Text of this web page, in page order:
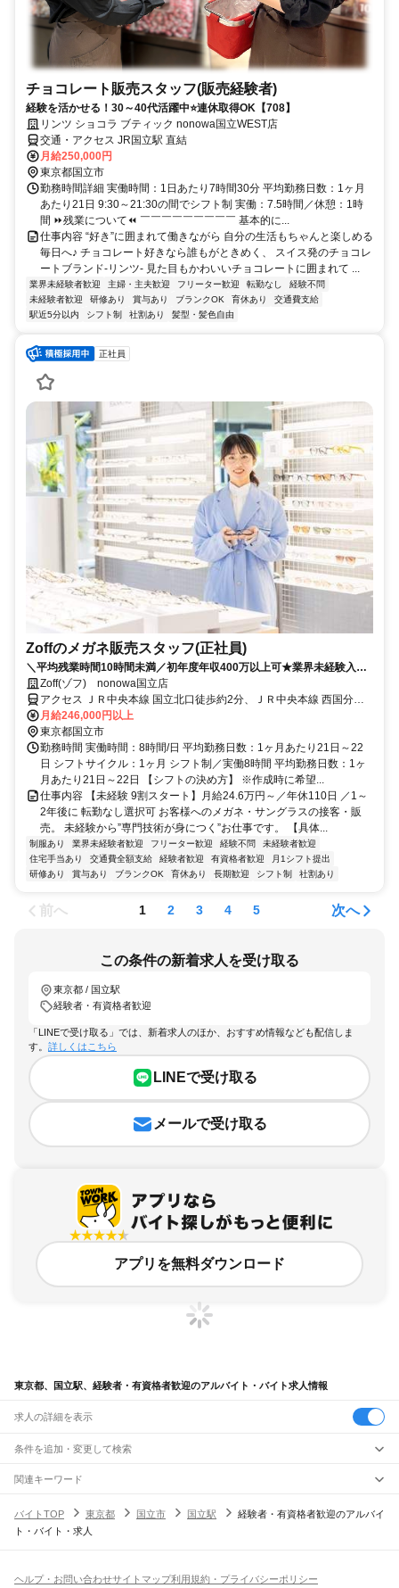
チョコレート販売スタッフ(販売経験者)
経験を活かせる！30～40代活躍中⭐連休取得OK【708】
リンツ ショコラ ブティック nonowa国立WEST店
交通・アクセス JR国立駅 直結
月給250,000円
東京都国立市
勤務時間詳細 実働時間：1日あたり7時間30分 平均勤務日数：1ヶ月
あたり21日 9:30～21:30の間でシフト制 実働：7.5時間／休憩：1時
間 ⏩残業について⏪ ￣￣￣￣￣￣￣￣￣ 基本的に...
仕事内容 “好き”に囲まれて働きながら 自分の生活もちゃんと楽しめる
毎日へ♪ チョコレート好きなら誰もがときめく、 スイス発のチョコレ
ートブランド-リンツ- 見た目もかわいいチョコレートに囲まれて ...
業界未経験者歓迎 主婦・主夫歓迎 フリーター歓迎 転勤なし
経験不問
未経験者歓迎
研修あり 賞与あり ブランクOK 育休あり
交通費支給
駅近5分以内
シフト制 社割あり 髪型・髪色自由
正社員
Zoffのメガネ販売スタッフ(正社員)
＼平均残業時間10時間未満／初年度年収400万以上可★業界未経験入社
90%★充実したOJTあり★面接2回で内定まで1カ月以内★2026年8月・
9月入社歓迎
Zoff(ゾフ) nonowa国立店
アクセス ＪＲ中央本線 国立北口徒歩約2分、ＪＲ中央本線 西国分寺
南口徒歩約25分、ＪＲ武蔵野線 西国分寺南口徒歩約25分
月給246,000円以上
東京都国立市
勤務時間 実働時間：8時間/日 平均勤務日数：1ヶ月あたり21日～22
日 シフトサイクル：1ヶ月 シフト制／実働8時間 平均勤務日数：1ヶ
月あたり21日～22日 【シフトの決め方】 ※作成時に希望...
仕事内容 【未経験 9割スタート】月給24.6万円～／年休110日 ／1～
2年後に 転勤なし選択可 お客様へのメガネ・サングラスの接客・販
売。 未経験から”専門技術が身につく”お仕事です。 【具体...
制服あり 業界未経験者歓迎 フリーター歓迎 経験不問
未経験者歓迎
住宅手当あり
交通費全額支給 経験者歓迎 有資格者歓迎
月1シフト提出
研修あり
賞与あり ブランクOK 育休あり 長期歓迎 シフト制 社割あり
前へ 1 2 3 4 5 次へ
この条件の新着求人を受け取る
東京都 / 国立駅
経験者・有資格者歓迎
「LINEで受け取る」では、新着求人のほか、おすすめ情報なども配信しま
す。 詳しくはこちら
LINEで受け取る
メールで受け取る
アプリを無料ダウンロード
東京都、国立駅、経験者・有資格者歓迎のアルバイト・バイト求人情報
求人の詳細を表示
条件を追加・変更して検索
市区町村を追加・変更
東京都すべて
東京23区すべて
江戸川区
駅を追加・変更
JR山手線
職種を追加・変更
飲食・フードサービスすべて
関連キーワード
バイトTOP
東京都 国立市 国立駅
経験者・有資格者歓迎のアルバイ
ト・バイト・求人
ヘルプ・お問い合わせサイトマップ利用規約・プライバシーポリシー